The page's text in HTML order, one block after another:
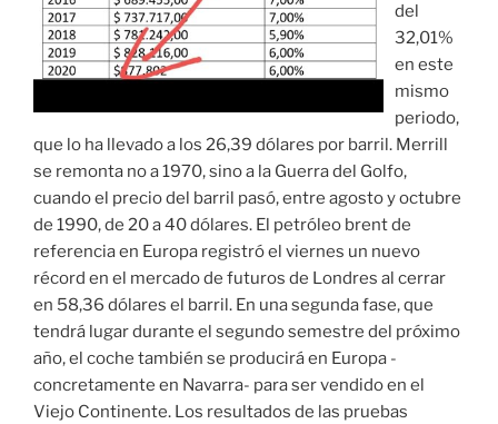
del
32,01%
en este
mismo
periodo,
que lo ha llevado a los 26,39 dólares por barril. Merrill
se remonta no a 1970, sino a la Guerra del Golfo,
cuando el precio del barril pasó, entre agosto y octubre
de 1990, de 20 a 40 dólares. El petróleo brent de
referencia en Europa registró el viernes un nuevo
récord en el mercado de futuros de Londres al cerrar
en 58,36 dólares el barril. En una segunda fase, que
tendrá lugar durante el segundo semestre del próximo
año, el coche también se producirá en Europa -
concretamente en Navarra- para ser vendido en el
Viejo Continente. Los resultados de las pruebas